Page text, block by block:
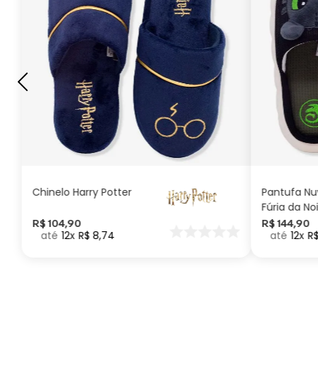
Chinelo Harry Potter
R$ 104,90
12 R$ 8,74
G GG M P
ADICIONAR AO
CARRINHO
Pantufa
Fúria da
Como
seu Dragão
R$ 144,90
12 R$